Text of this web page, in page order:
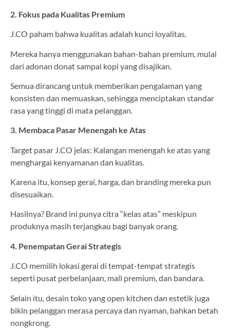
2. Fokus pada Kualitas Premium
J.CO paham bahwa kualitas adalah kunci loyalitas.
Mereka hanya menggunakan bahan-bahan premium, mulai
dari adonan donat sampai kopi yang disajikan.
Semua dirancang untuk memberikan pengalaman yang
konsisten dan memuaskan, sehingga menciptakan standar
rasa yang tinggi di mata pelanggan.
3. Membaca Pasar Menengah ke Atas
Target pasar J.CO jelas: Kalangan menengah ke atas yang
menghargai kenyamanan dan kualitas.
Karena itu, konsep gerai, harga, dan branding mereka pun
disesuaikan.
Hasilnya? Brand ini punya citra “kelas atas” meskipun
produknya masih terjangkau bagi banyak orang.
4. Penempatan Gerai Strategis
J.CO memilih lokasi gerai di tempat-tempat strategis
seperti pusat perbelanjaan, mall premium, dan bandara.
Selain itu, desain toko yang open kitchen dan estetik juga
bikin pelanggan merasa percaya dan nyaman, bahkan betah
nongkrong.